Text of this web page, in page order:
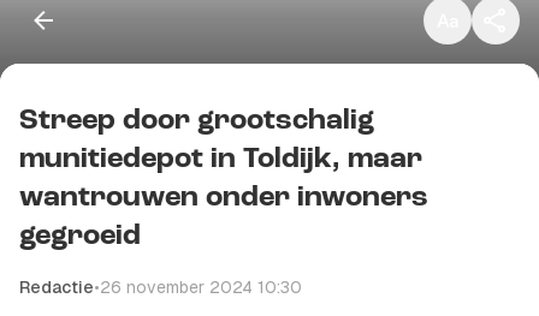
Streep door grootschalig
munitiedepot in Toldijk, maar
wantrouwen onder inwoners
gegroeid
Redactie•26 november 2024 10:30